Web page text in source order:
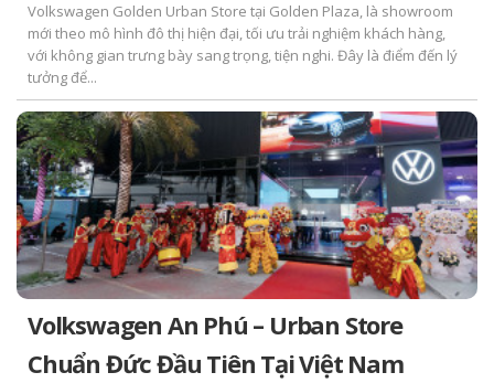
Volkswagen Golden Urban Store tại Golden Plaza, là showroom
mới theo mô hình đô thị hiện đại, tối ưu trải nghiệm khách hàng,
với không gian trưng bày sang trọng, tiện nghi. Đây là điểm đến lý
tưởng để...
Volkswagen An Phú – Urban Store
Chuẩn Đức Đầu Tiên Tại Việt Nam